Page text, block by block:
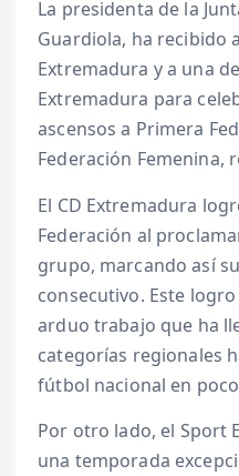
La presidenta de la
Guardiola, ha recibido
Extremadura y a una
Extremadura para
ascensos a Primera
Federación Femenina,
El CD Extremadura
Federación al
grupo, marcando así
consecutivo. Este
arduo trabajo que ha
categorías regionales
fútbol nacional en
Por otro lado, el Sport
una temporada